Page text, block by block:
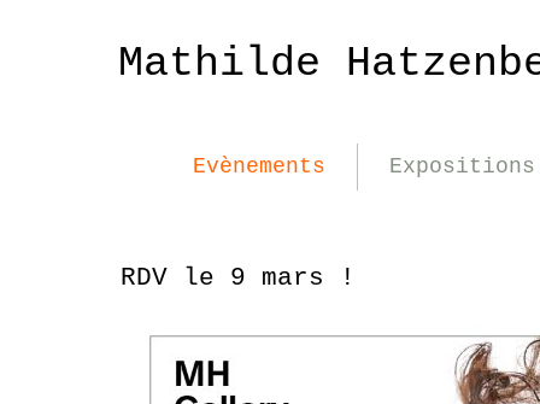
Mathilde
Evènements Expositions
RDV le 9 mars !